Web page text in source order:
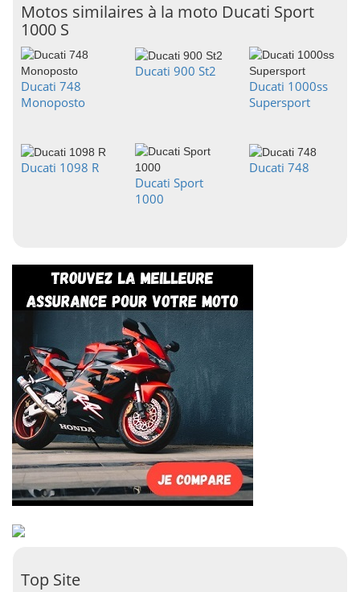
Motos similaires à la moto Ducati Sport
1000 S
Ducati 748
Monoposto
Ducati 900 St2
Ducati 1000ss
Supersport
Ducati 1098 R
Ducati Sport
1000
Ducati 748
Top Site